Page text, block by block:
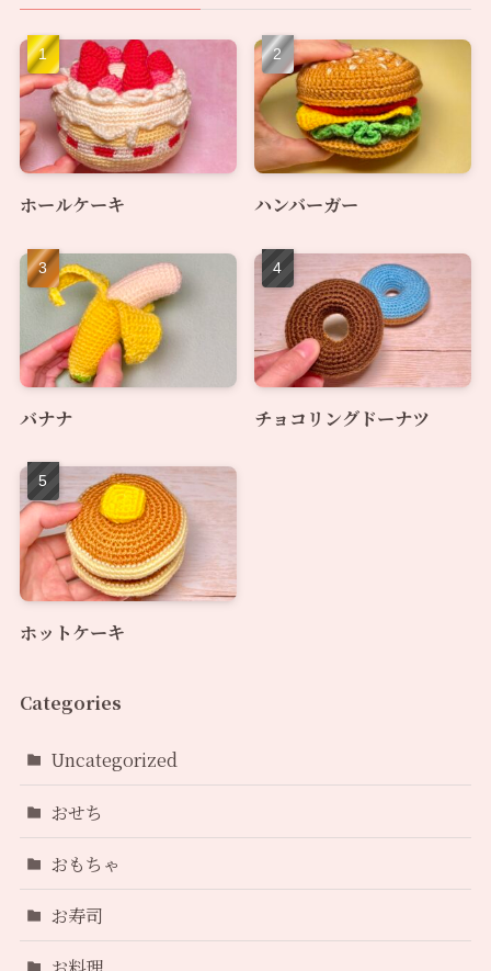
ホールケーキ ハンバーガー
バナナ チョコリングドーナツ
ホットケーキ
Categories
Uncategorized
おせち
おもちゃ
お寿司